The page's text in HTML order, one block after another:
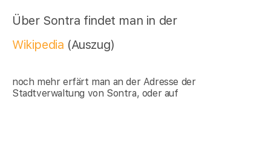
Über Sontra findet man in der
Wikipedia (Auszug)
noch mehr erfärt man an der Adresse der
Stadtverwaltung von Sontra, oder auf